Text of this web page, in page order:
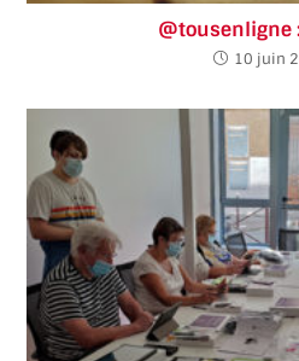
@tousenligne
10 juin